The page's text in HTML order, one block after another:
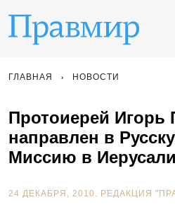
ГЛАВНАЯ НОВОСТИ
Протоиерей Игорь
направлен в
Миссию в
24 ДЕКАБРЯ, 2010. РЕДАКЦИЯ